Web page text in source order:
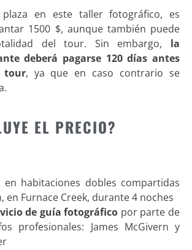
plaza en este taller fotográfico, es
1500 $, aunque también puede
del tour. Sin embargo, la
deberá pagarse 120 días antes
tour, ya que en caso contrario se
EL PRECIO?
en habitaciones dobles compartidas
en Furnace Creek, durante 4 noches
de guía fotográfico por parte de
profesionales: James McGivern y